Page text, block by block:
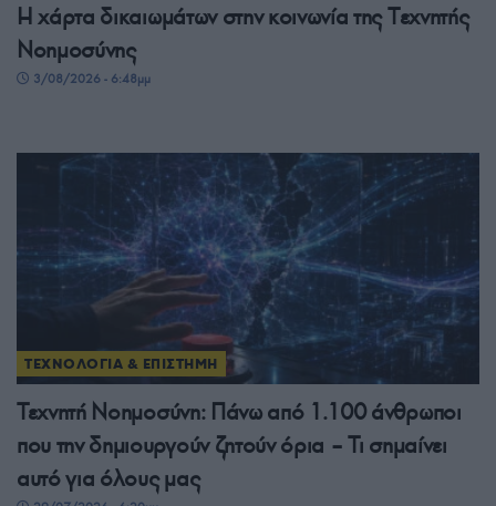
H χάρτα δικαιωμάτων στην κοινωνία της Tεχνητής
Νοημοσύνης
3/08/2026 - 6:48μμ
ΤΕΧΝΟΛΟΓΙΑ & ΕΠΙΣΤΗΜΗ
Τεχνητή Νοημοσύνη: Πάνω από 1.100 άνθρωποι
που την δημιουργούν ζητούν όρια – Τι σημαίνει
αυτό για όλους μας